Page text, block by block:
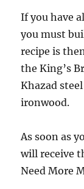
If you have
you must
recipe is
the King’s
Khazad
ironwood.
As soon as
will receive
Need More